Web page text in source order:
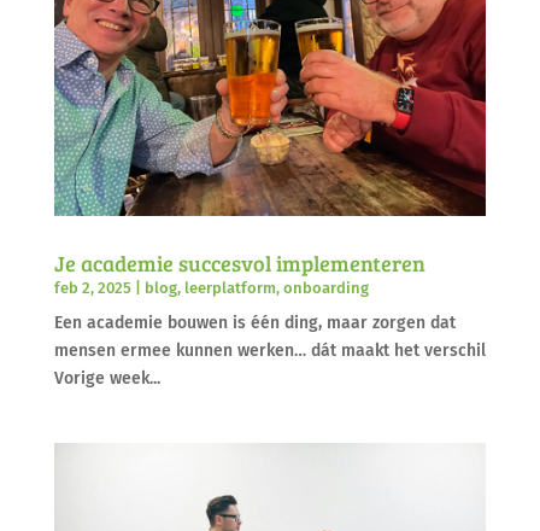
Je academie succesvol implementeren
feb 2, 2025| blog, leerplatform, onboarding
Een academie bouwen is één ding, maar zorgen dat
mensen ermee kunnen werken… dát maakt het verschil
Vorige week...